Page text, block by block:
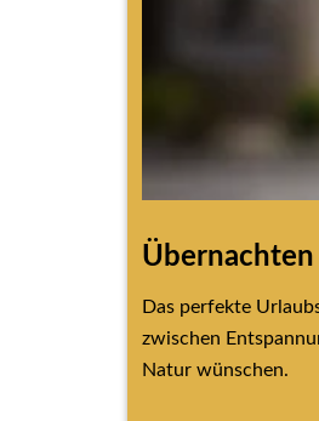
Das perfekte
zwischen
Natur wünschen.